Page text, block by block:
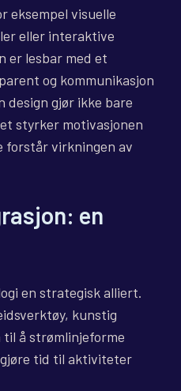
eksempel visuelle
eller interaktive
er lesbar med et
og kommunikasjon
design gjør ikke bare
styrker motivasjonen
forstår virkningen av
en
en strategisk alliert.
kunstig
å strømlinjeforme
tid til aktiviteter